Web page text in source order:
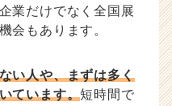
業だけでなく全国展
会もあります。
い人や、まずは多く
ています。短時間で